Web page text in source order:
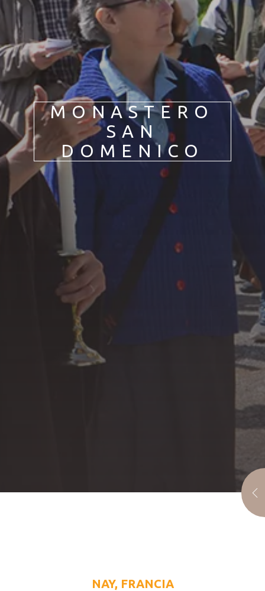
MONASTERO
SAN
DOMENICO
NAY, FRANCIA